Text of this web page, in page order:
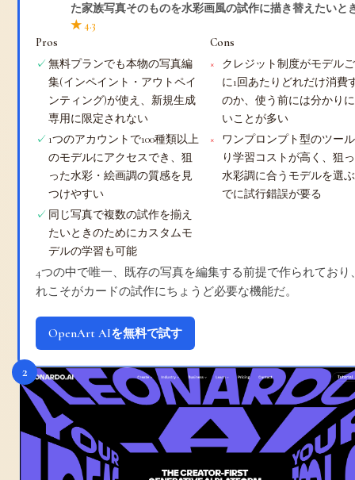
た家族写真そのものを水彩画風の試作に描き替えたいと
★ 4.3
Pros
無料プランでも本物の写真編
集(インペイント・アウトペイ
ンティング)が使え、新規生成
専用に限定されない
1つのアカウントで100種類以上
のモデルにアクセスでき、狙
った水彩・絵画調の質感を見
つけやすい
同じ写真で複数の試作を揃え
たいときのためにカスタムモ
デルの学習も可能
Cons
クレジット制度がモデル
に1回あたりどれだけ消費
のか、使う前には分かり
いことが多い
ワンプロンプト型のツー
り学習コストが高く、狙
水彩調に合うモデルを選
でに試行錯誤が要る
4つの中で唯一、既存の写真を編集する前提で作られており
れこそがカードの試作にちょうど必要な機能だ。
OpenArt AIを無料で試す
2